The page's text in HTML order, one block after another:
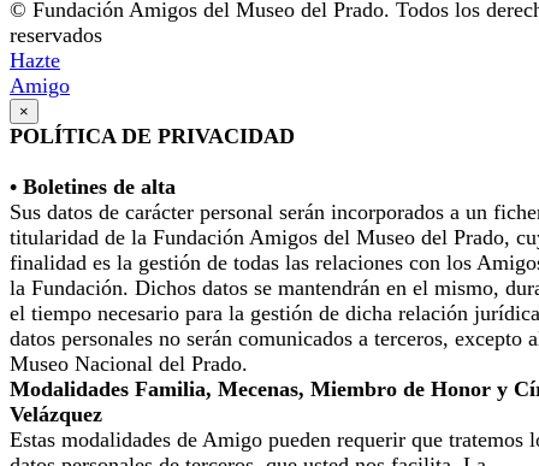
© Fundación Amigos del Museo del Prado. Todos los
reservados
Hazte
Amigo
×
POLÍTICA DE PRIVACIDAD
• Boletines de alta
Sus datos de carácter personal serán incorporados a un
titularidad de la Fundación Amigos del Museo del Prado,
finalidad es la gestión de todas las relaciones con los
la Fundación. Dichos datos se mantendrán en el mismo,
el tiempo necesario para la gestión de dicha relación
datos personales no serán comunicados a terceros, excepto
Museo Nacional del Prado.
Modalidades Familia, Mecenas, Miembro de Honor y
Velázquez
Estas modalidades de Amigo pueden requerir que tratemos